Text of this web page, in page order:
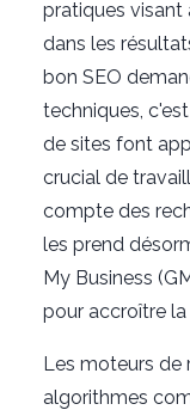
pratiques visant
dans les
bon SEO
techniques,
de sites font
crucial de
compte des
les prend
My Business
pour accroître
Les moteurs de
algorithmes